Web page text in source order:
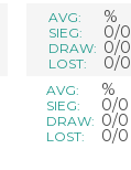
AVG: %
SIEG: 0/0
DRAW: 0/0
LOST: 0/0
AVG: %
SIEG: 0/0
DRAW: 0/0
LOST: 0/0